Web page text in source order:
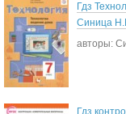
Гдз
Синица
авторы:
Гдз